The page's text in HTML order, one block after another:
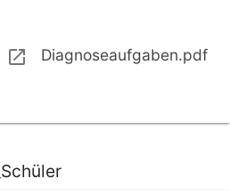
Diagnoseaufgaben.pdf